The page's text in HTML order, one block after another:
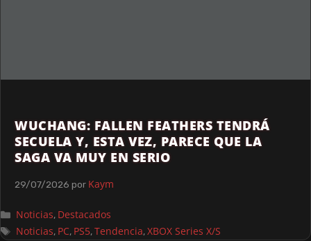
WUCHANG: FALLEN FEATHERS TENDRÁ
SECUELA Y, ESTA VEZ, PARECE QUE LA
SAGA VA MUY EN SERIO
29/07/2026 por Kaym
Noticias, Destacados
Noticias, PC, PS5,Tendencia,XBOX Series X/S